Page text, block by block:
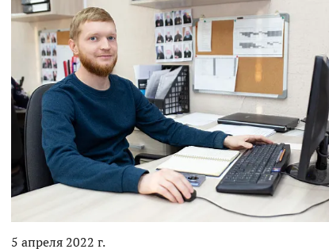
5 апреля 2022 г.